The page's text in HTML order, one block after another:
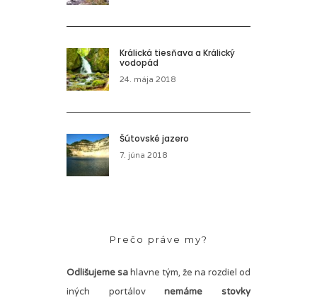
Králická tiesňava a Králický
vodopád
24. mája 2018
Šútovské jazero
7. júna 2018
Prečo práve my?
Odlišujeme sa hlavne tým, že na rozdiel od
iných portálovnemáme stovky